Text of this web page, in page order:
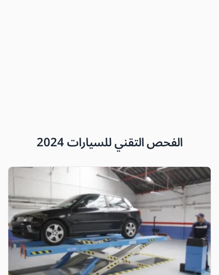
الفحص التقني للسيارات 2024